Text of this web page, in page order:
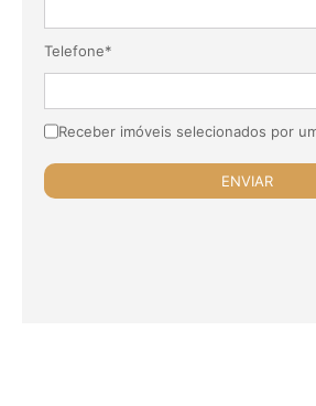
Telefone*
Receber imóveis selecionados por